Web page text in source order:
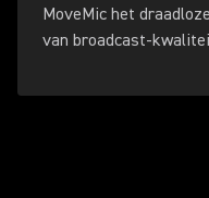
MoveMic het
van broadcast-